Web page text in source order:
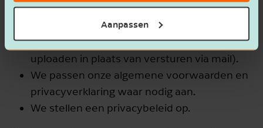
Aanpassen
We beoordelen de communicatiemiddelen
en passen waar nodig de veiligheid hiervan
aan (we gaan bijvoorbeeld meer gegevens
uploaden in plaats van versturen via mail).
We passen onze algemene voorwaarden en
privacyverklaring waar nodig aan.
We stellen een privacybeleid op.